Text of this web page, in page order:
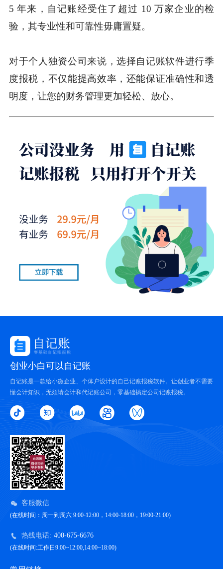
5 年来，自记账经受住了超过 10 万家企业的检
验，其专业性和可靠性毋庸置疑。
对于个人独资公司来说，选择自记账软件进行季
度报税，不仅能提高效率，还能保证准确性和透
明度，让您的财务管理更加轻松、放心。
创业小白可以自记账
自记账是一款给小微企业、个体户设计的自己记账报税软件。让创业者不需要
懂会计知识，无须请会计和代记账公司，零基础搞定公司记账报税。
客服微信
(在线时间：周一到周六 9:00-12:00，14:00-18:00，19:00-21:00)
热线电话: 400-675-6676
(在线时间:工作日9:00~12:00,14:00~18:00)